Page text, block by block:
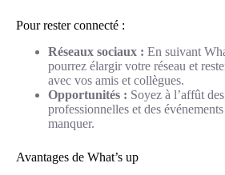
Pour rester connecté :
Réseaux sociaux : En suivant
pourrez élargir votre réseau et
avec vos amis et collègues.
Opportunités : Soyez à l’affût
professionnelles et des
manquer.
Avantages de What’s up